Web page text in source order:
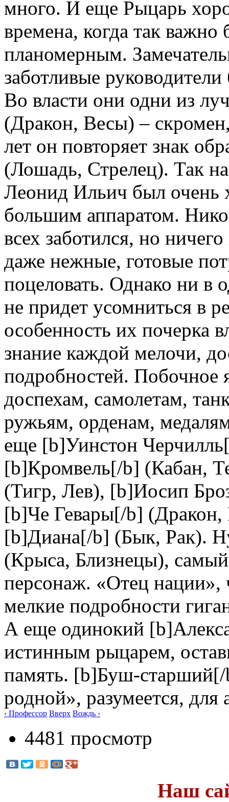
много. И еще Рыцарь
времена, когда так
планомерным.
заботливые
Во власти они одни из
(Дракон, Весы) –
лет он повторяет знак
(Лошадь, Стрелец). Так
Леонид Ильич был очень
большим аппаратом.
всех заботился, но
даже нежные, готовые
поцеловать. Однако ни в
не придет усомниться в
особенность их почерка
знание каждой мелочи,
подробностей. Побочное
доспехам, самолетам,
ружьям, орденам,
еще [b]Уинстон
[b]Кромвель[/b] (Кабан,
(Тигр, Лев), [b]Иосип
[b]Че Гевары[/b] (Дракон,
[b]Диана[/b] (Бык, Рак).
(Крыса, Близнецы),
персонаж. «Отец нации»,
мелкие подробности
А еще одинокий
истинным рыцарем,
память. [b]Буш-
родной», разумеется,
‹ Профессор Вверх Вождь ›
4481 просмотр
Наш